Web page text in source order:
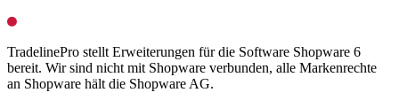
TradelinePro stellt Erweiterungen für die Software Shopware 6
bereit. Wir sind nicht mit Shopware verbunden, alle Markenrechte
an Shopware hält die Shopware AG.